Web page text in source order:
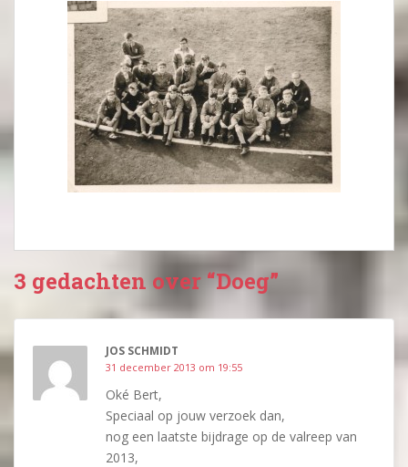
3 gedachten over “Doeg”
JOS SCHMIDT
31 december 2013 om 19:55
Oké Bert,
Speciaal op jouw verzoek dan,
nog een laatste bijdrage op de valreep van
2013,